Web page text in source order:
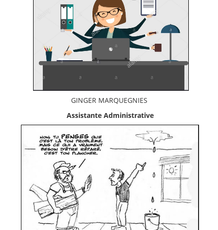
GINGER MARQUEGNIES
Assistante Administrative